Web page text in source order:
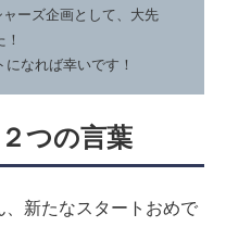
ーズ企画として、大先
なれば幸いです！
つの言葉
新たなスタートおめで